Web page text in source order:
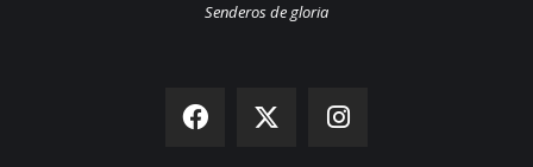
Senderos de gloria